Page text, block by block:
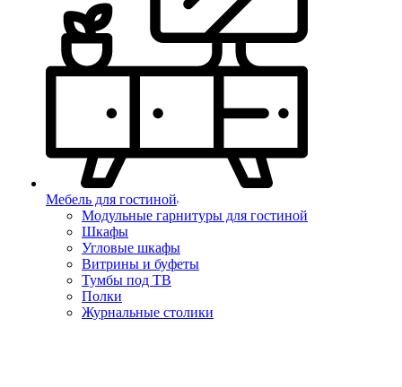
Мебель для гостиной
Модульные гарнитуры для гостиной
Шкафы
Угловые шкафы
Витрины и буфеты
Тумбы под ТВ
Полки
Журнальные столики